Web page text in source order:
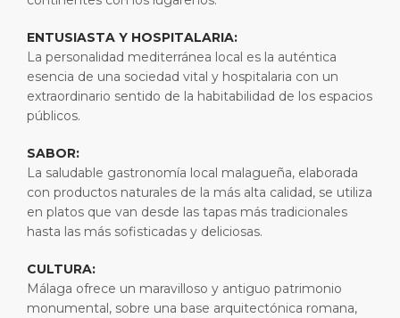
ENTUSIASTA Y HOSPITALARIA:
La personalidad mediterránea local es la auténtica
esencia de una sociedad vital y hospitalaria con un
extraordinario sentido de la habitabilidad de los espacios
públicos.
SABOR:
La saludable gastronomía local malagueña, elaborada
con productos naturales de la más alta calidad, se utiliza
en platos que van desde las tapas más tradicionales
hasta las más sofisticadas y deliciosas.
CULTURA:
Málaga ofrece un maravilloso y antiguo patrimonio
monumental, sobre una base arquitectónica romana,